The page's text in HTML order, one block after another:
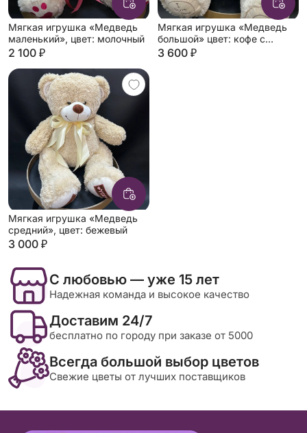
Мягкая игрушка «Медведь
маленький», цвет: молочный
2 100 ₽
Мягкая игрушка «Медведь
большой» цвет: кофе с
молоком
3 600 ₽
Мягкая игрушка «Медведь
средний», цвет: бежевый
3 000 ₽
С любовью — уже 15 лет
Надежная команда и высокое качество
Доставим 24/7
бесплатно по городу при заказе от 5000
Всегда большой выбор цветов
Свежие цветы от лучших поставщиков